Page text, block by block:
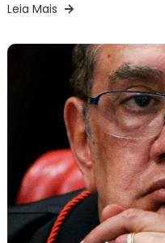
Leia Mais